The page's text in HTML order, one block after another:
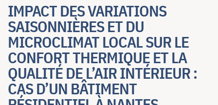
IMPACT DES VARIATIONS
SAISONNIÈRES ET DU
MICROCLIMAT LOCAL SUR LE
CONFORT THERMIQUE ET LA
QUALITÉ DE L’AIR INTÉRIEUR :
CAS D’UN BÂTIMENT